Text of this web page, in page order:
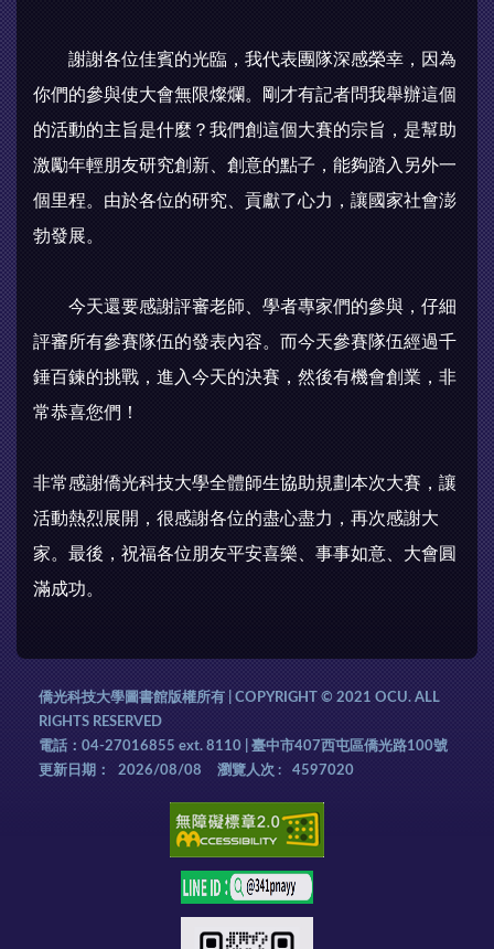
謝謝各位佳賓的光臨，我代表團隊深感榮幸，因為
你們的參與使大會無限燦爛。剛才有記者問我舉辦這個
的活動的主旨是什麼？我們創這個大賽的宗旨，是幫助
激勵年輕朋友研究創新、創意的點子，能夠踏入另外一
個里程。由於各位的研究、貢獻了心力，讓國家社會澎
勃發展。
今天還要感謝評審老師、學者專家們的參與，仔細
評審所有參賽隊伍的發表內容。而今天參賽隊伍經過千
錘百鍊的挑戰，進入今天的決賽，然後有機會創業，非
常恭喜您們！
非常感謝僑光科技大學全體師生協助規劃本次大賽，讓
活動熱烈展開，很感謝各位的盡心盡力，再次感謝大
家。最後，祝福各位朋友平安喜樂、事事如意、大會圓
滿成功。
僑光科技大學圖書館版權所有 | COPYRIGHT © 2021 OCU. ALL
RIGHTS RESERVED
電話：04-27016855 ext. 8110 | 臺中市407西屯區僑光路100號
更新日期：
2026/08/08 瀏覽人次 : 4597020